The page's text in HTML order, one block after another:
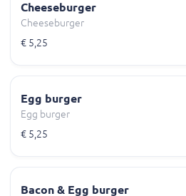
Cheeseburger
Cheeseburger
€ 5,25
Egg burger
Egg burger
€ 5,25
Bacon & Egg burger